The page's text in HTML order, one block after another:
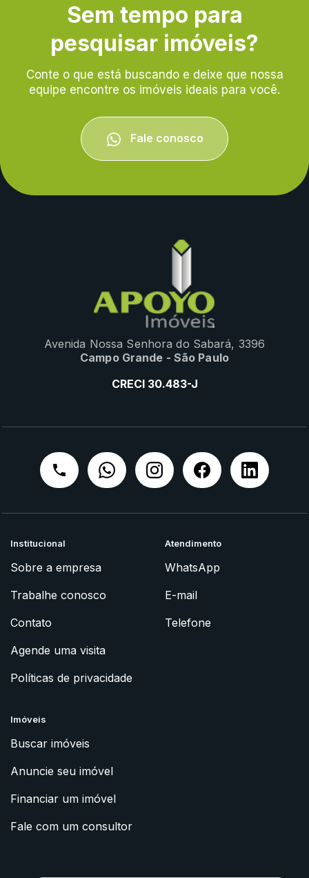
Sem tempo para
pesquisar imóveis?
Conte o que está buscando e deixe que nossa
equipe encontre os imóveis ideais para você.
Fale conosco
Avenida Nossa Senhora do Sabará, 3396
Campo Grande - São Paulo
CRECI 30.483-J
Institucional
Sobre a empresa
Trabalhe conosco
Contato
Agende uma visita
Políticas de privacidade
Atendimento
WhatsApp
E-mail
Telefone
Imóveis
Buscar imóveis
Anuncie seu imóvel
Financiar um imóvel
Fale com um consultor